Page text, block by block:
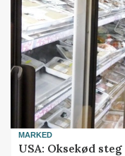
MARKED
USA: Oksekød